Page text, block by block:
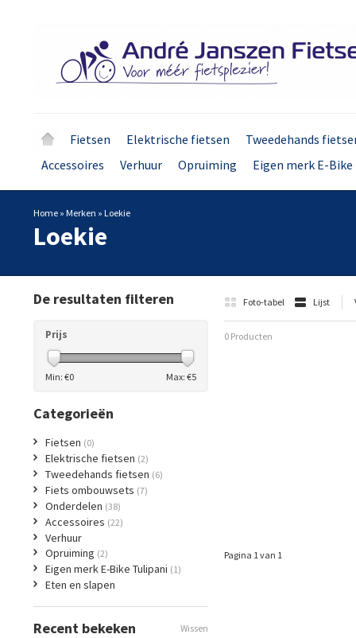
Fietsen Elektrische fietsen
Tweedehands
Accessoires
Verhuur Opruiming Eigen merk E-
Home » Merken » Loekie
Loekie
Foto-tabel Lijst
0 Producten
Pagina 1 van 1
De resultaten filteren
Prijs
Min: €0 Max: €5
Categorieën
Fietsen (0)
Elektrische fietsen (2)
Tweedehands fietsen (6)
Fiets ombouwsets (7)
Onderdelen (38)
Accessoires (22)
Verhuur
Opruiming (2)
Eigen merk E-Bike Tulipani (1)
Eten en slapen
Recent bekeken Wissen